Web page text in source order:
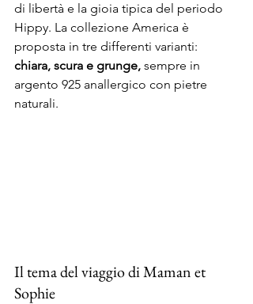
di libertà e la gioia tipica del periodo
Hippy. La collezione America è
proposta in tre differenti varianti:
chiara, scura e grunge, sempre in
argento 925 anallergico con pietre
naturali.
Il tema del viaggio di Maman et
Sophie